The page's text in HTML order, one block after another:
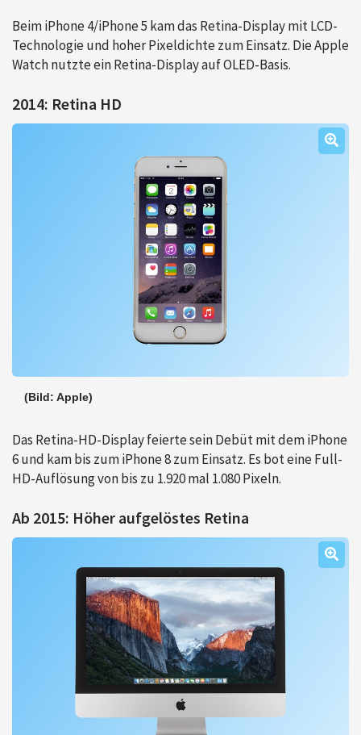
Beim iPhone 4/iPhone 5 kam das Retina-Display mit LCD-
Technologie und hoher Pixeldichte zum Einsatz. Die Apple
Watch nutzte ein Retina-Display auf OLED-Basis.
2014: Retina HD
(Bild: Apple)
Das Retina-HD-Display feierte sein Debüt mit dem iPhone
6 und kam bis zum iPhone 8 zum Einsatz. Es bot eine Full-
HD-Auflösung von bis zu 1.920 mal 1.080 Pixeln.
Ab 2015: Höher aufgelöstes Retina